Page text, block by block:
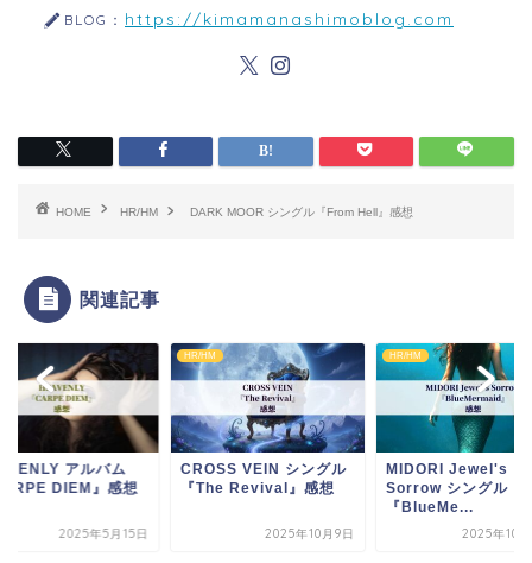
BLOG： https://kimamanashimoblog.com
HOME HR/HM DARK MOOR シングル『From Hell』感想
関連記事
アルバム
DIEM』感想
2025年5月15日
HR/HM
CROSS VEIN シングル
『The Revival』感想
2025年10月9日
HR/HM
MIDORI Jewel's
Sorrow シングル
『BlueMe...
2025年10